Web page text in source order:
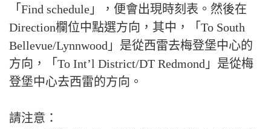
「Find schedule」，便會出現時刻表。然後在
Direction欄位中點選方向，其中，「To South
Bellevue/Lynnwood」是從西雷去梅登堡中心的
方向，「To Int’l District/DT Redmond」是從梅
登堡中心去西雷的方向。
請注意：